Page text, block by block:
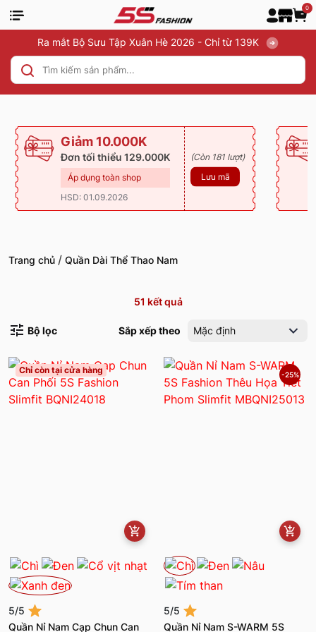
0
Ra mắt Bộ Sưu Tập Xuân Hè 2026 - Chỉ từ 139K
Giảm 10.000K
Đơn tối thiểu 129.000K
Áp dụng toàn shop
HSD: 01.09.2026
(Còn 181 lượt)
Lưu mã
Trang chủ / Quần Dài Thể Thao Nam
51 kết quả
Bộ lọc Sắp xếp theo Mặc định
Chỉ còn tại cửa hàng
5/5
Quần Nỉ Nam Cạp Chun Can
-25%
5/5
Quần Nỉ Nam S-WARM 5S